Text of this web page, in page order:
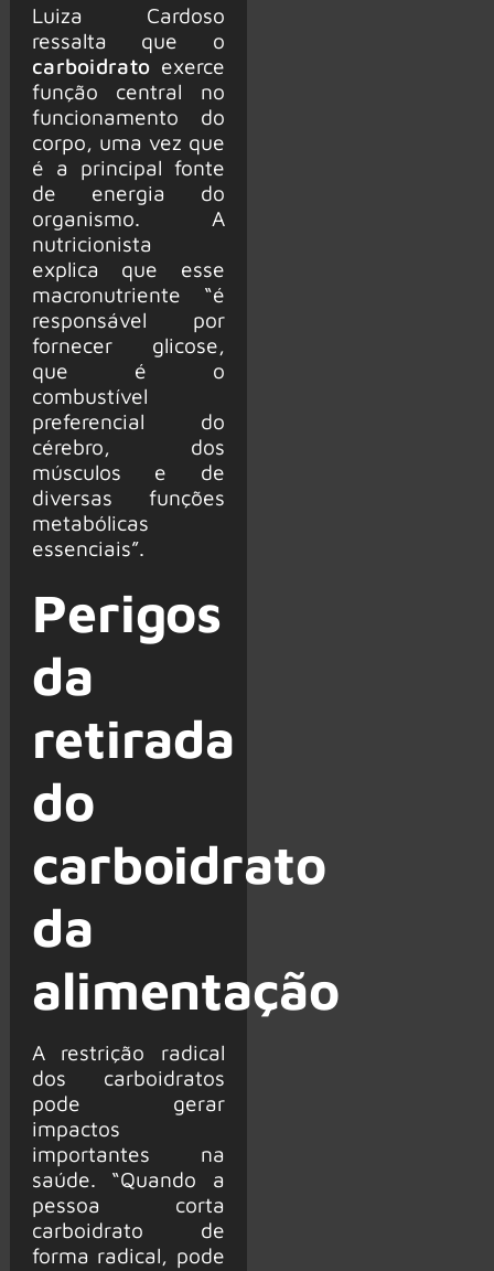
Luiza Cardoso
ressalta que o
carboidrato exerce
função central no
funcionamento do
corpo, uma vez que
é a principal fonte
de energia do
organismo. A
nutricionista
explica que esse
macronutriente “é
responsável por
fornecer glicose,
que é o
combustível
preferencial do
cérebro, dos
músculos e de
diversas funções
metabólicas
essenciais”.
Perigos
da
retirada
do
carboidrato
da
alimentação
A restrição radical
dos carboidratos
pode gerar
impactos
importantes na
saúde. “Quando a
pessoa corta
carboidrato de
forma radical, pode